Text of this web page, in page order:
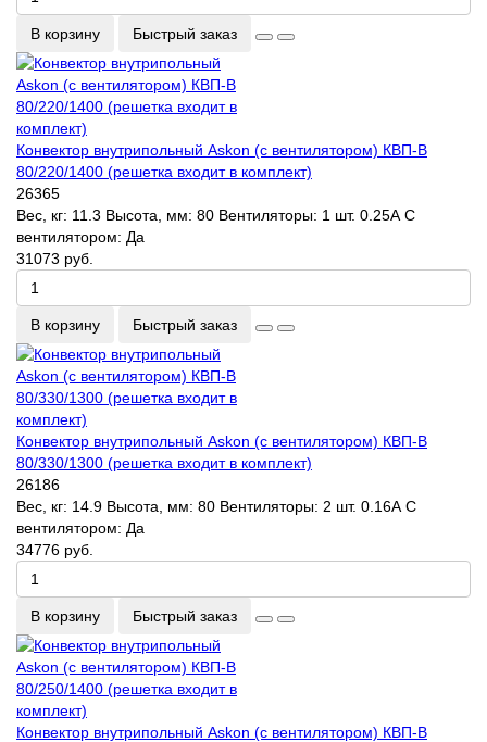
В корзину Быстрый заказ
Конвектор внутрипольный Askon (с вентилятором) КВП-В
80/220/1400 (решетка входит в комплект)
26365
Вес, кг: 11.3 Высота, мм: 80 Вентиляторы: 1 шт. 0.25А С
вентилятором: Да
31073 руб.
В корзину Быстрый заказ
Конвектор внутрипольный Askon (с вентилятором) КВП-В
80/330/1300 (решетка входит в комплект)
26186
Вес, кг: 14.9 Высота, мм: 80 Вентиляторы: 2 шт. 0.16А С
вентилятором: Да
34776 руб.
В корзину Быстрый заказ
Конвектор внутрипольный Askon (с вентилятором) КВП-В